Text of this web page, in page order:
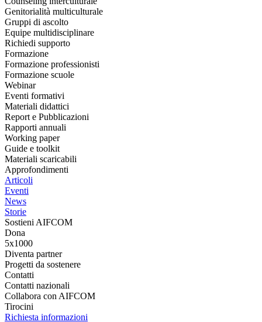
Genitorialità multiculturale
Gruppi di ascolto
Equipe multidisciplinare
Richiedi supporto
Formazione
Formazione professionisti
Formazione scuole
Webinar
Eventi formativi
Materiali didattici
Report e Pubblicazioni
Rapporti annuali
Working paper
Guide e toolkit
Materiali scaricabili
Approfondimenti
Articoli
Eventi
News
Storie
Sostieni AIFCOM
Dona
5x1000
Diventa partner
Progetti da sostenere
Contatti
Contatti nazionali
Collabora con AIFCOM
Tirocini
Richiesta informazioni